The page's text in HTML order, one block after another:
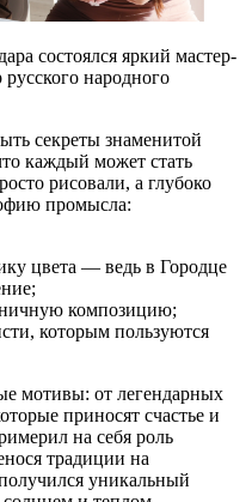
состоялся яркий мастер-
народного
секреты знаменитой
каждый может стать
рисовали, а глубоко
промысла:
цвета — ведь в Городце
композицию;
которым пользуются
мотивы: от легендарных
приносят счастье и
на себя роль
традиции на
уникальный